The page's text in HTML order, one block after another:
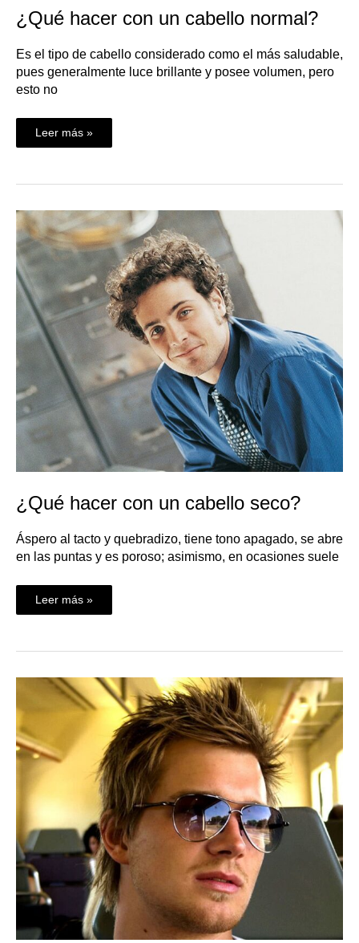
¿Qué hacer con un cabello normal?
Es el tipo de cabello considerado como el más saludable,
pues generalmente luce brillante y posee volumen, pero
esto no
Leer más »
¿Qué hacer con un cabello seco?
Áspero al tacto y quebradizo, tiene tono apagado, se abre
en las puntas y es poroso; asimismo, en ocasiones suele
¿Qué
hacer
con
un
cabello
seco?
Leer más »
¿Qué
hacer
un